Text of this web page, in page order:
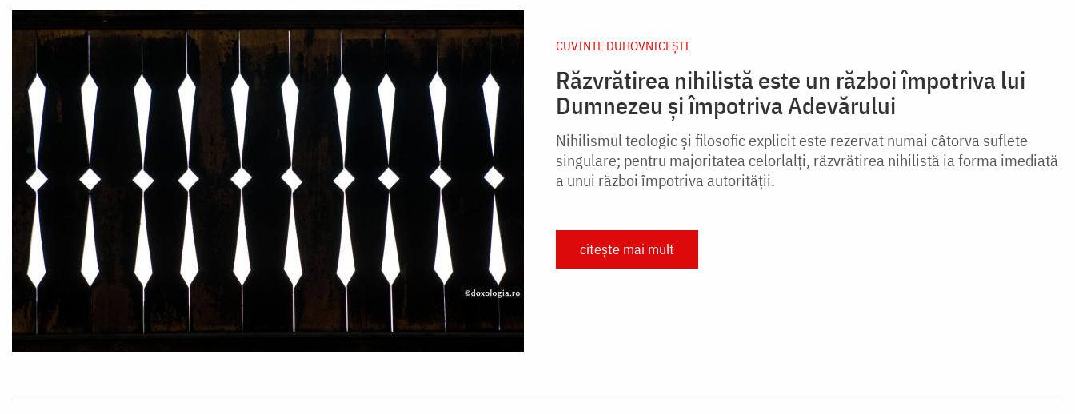
CUVINTE DUHOVNICEȘTI
Răzvrătirea nihilistă este un război împotri­va lui
Dumnezeu și împotriva Adevărului
Nihilismul teologic și filosofic explicit este rezervat numai câtorva suflete
singulare; pentru majoritatea celorlalți, răzvrătirea nihilistă ia for­ma imediată
a unui război împotriva autorității.
citește mai mult